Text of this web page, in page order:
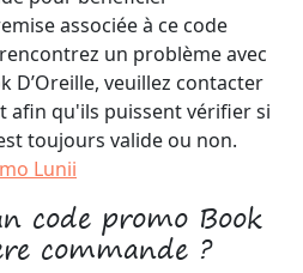
associée à ce code
un problème avec
D’Oreille, veuillez contacter
afin qu'ils puissent vérifier si
toujours valide ou non.
Lunii
code promo Book
commande ?